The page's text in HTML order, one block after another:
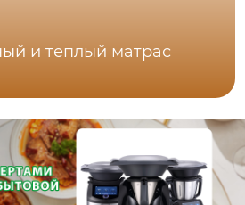
и теплый матрас